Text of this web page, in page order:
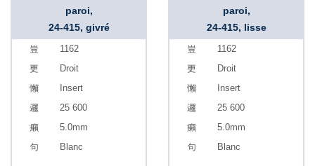
paroi,
24-415, givré
1162
Droit
Insert
25 600
5.0mm
Blanc
paroi,
24-415, lisse
1162
Droit
Insert
25 600
5.0mm
Blanc